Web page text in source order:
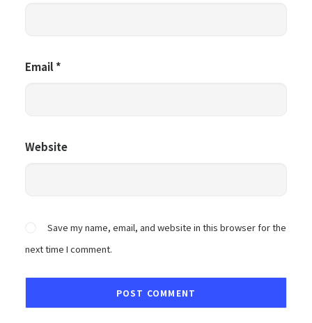
Email*
Website
Save my name, email, and website in this browser for the
next time I comment.